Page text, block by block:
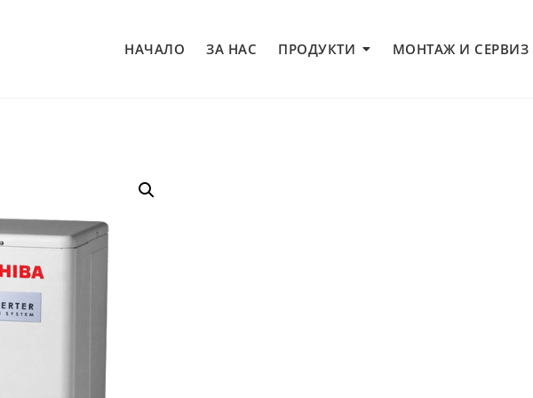
НАЧАЛО ЗА НАС ПРОДУКТИ МОНТАЖ И СЕРВИЗ